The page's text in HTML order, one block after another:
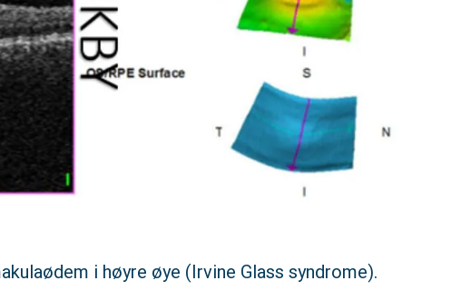
i høyre øye (Irvine Glass syndrome).